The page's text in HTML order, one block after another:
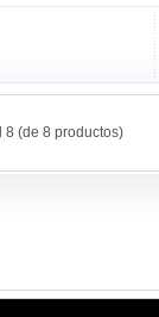
8 (de 8 productos)